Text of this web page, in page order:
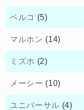
ベルコ (5)
マルホン (14)
ミズホ (2)
メーシー (10)
ユニバーサル (4)